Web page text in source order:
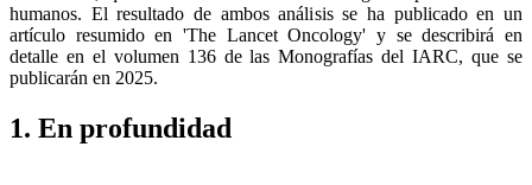
humanos. El resultado de ambos análisis se ha publicado en un
artículo resumido en 'The Lancet Oncology' y se describirá en
detalle en el volumen 136 de las Monografías del IARC, que se
publicarán en 2025.
1. En profundidad